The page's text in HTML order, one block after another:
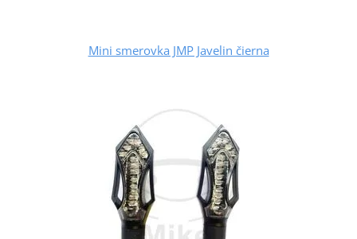
Mini smerovka JMP Javelin čierna